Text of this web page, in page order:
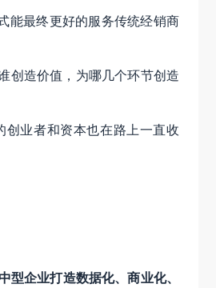
能最终更好的服务传统经销商
创造价值，为哪几个环节创造
业者和资本也在路上一直收
型企业打造数据化、商业化、